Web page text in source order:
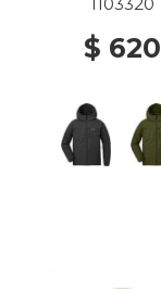
$ 620